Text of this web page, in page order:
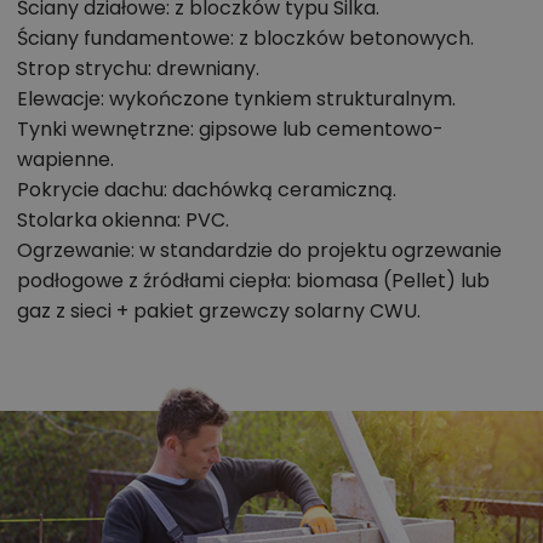
W tym projekcie nic nie dzieje się z przypadku.
Sypialnie i pokoje zostały przygotowane ściśle dla
modelu rodziny 2+2, z uwzględnieniem
nowoczesnego modelu pracy zdalnej. Dlatego w
parterze znajduje się funkcjonalny gabinet, gdzie
można urządzić wygodne biuro. Pomieszczenie to
można także zaaranżować na dotykowy pokój
dziecięcy lub pokój gościnny z podwójnym łóżkiem.
Sypialnia rodziców mieści dwie szafy na ubrania oraz
szafkę TV. W pokojach dzieci umieszczono wszystkie
wygodne biurko oraz bardzo dużą szafę na ubrania.
Z korytarza dostępna jest przestronna łazienka
zlokalizowana blisko pokoi. W łazience umieszczono
kabinę prysznicową i wygodną wannę. Ponadto dla
większego komfortu zaprojektowano toaletę, która
Ściany działowe: z bloczków typu Silka.
Ściany fundamentowe: z bloczków betonowych.
Strop strychu: drewniany.
Elewacje: wykończone tynkiem strukturalnym.
Tynki wewnętrzne: gipsowe lub cementowo-
wapienne.
Pokrycie dachu: dachówką ceramiczną.
Stolarka okienna: PVC.
Ogrzewanie: w standardzie do projektu ogrzewanie
podłogowe z źródłami ciepła: biomasa (Pellet) lub
gaz z sieci + pakiet grzewczy solarny CWU.